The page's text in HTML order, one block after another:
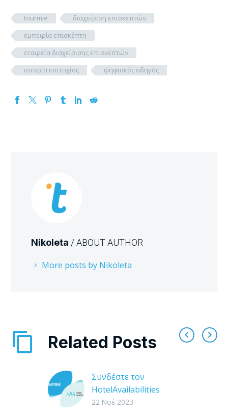
tourmie
διαχείριση επισκεπτών
εμπειρία επισκέπτη
εταιρεία διαχείρισης επισκεπτών
ιστορία επιτυχίας
ψηφιακός οδηγός
Nikoleta / ABOUT AUTHOR
More posts by Nikoleta
Related Posts
Συνδέστε τον
HotelAvailabilities
λογαριασμό σας στην
22 Νοέ 2023